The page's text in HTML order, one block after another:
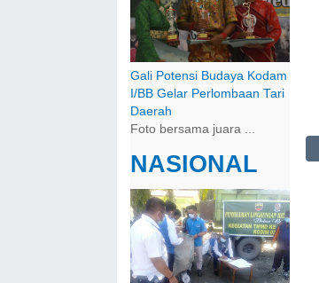
Gali Potensi Budaya Kodam
I/BB Gelar Perlombaan Tari
Daerah
Foto bersama juara ...
NASIONAL